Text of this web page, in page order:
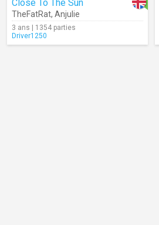
Close To The Sun
TheFatRat, Anjulie
3 ans | 1354 parties
Driver1250